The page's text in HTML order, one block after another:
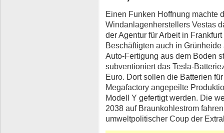
Einen Funken Hoffnung machte
Windanlagenherstellers Vestas
der Agentur für Arbeit in
Beschäftigten auch in
Auto-Fertigung aus dem Boden
subventioniert das Tesla-
Euro. Dort sollen die Batterien
Megafactory angepeilte
Modell Y gefertigt werden. Die
2038 auf Braunkohlestrom
umweltpolitischer Coup der